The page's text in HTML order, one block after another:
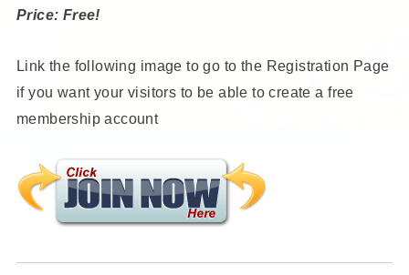
Price: Free!
Link the following image to go to the Registration Page
if you want your visitors to be able to create a free
membership account